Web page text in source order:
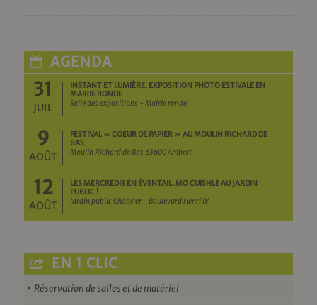
AGENDA
31
JUIL
INSTANT ET LUMIÈRE. EXPOSITION PHOTO ESTIVALE EN
MAIRIE RONDE
Salle des expositions - Mairie ronde
9
AOÛT
FESTIVAL « COEUR DE PAPIER » AU MOULIN RICHARD DE
BAS
Moulin Richard de Bas 63600 Ambert
12
AOÛT
LES MERCREDIS EN ÉVENTAIL. MO CUISHLE AU JARDIN
PUBLIC !
Jardin public Chabrier - Boulevard Henri IV
EN 1 CLIC
Réservation de salles et de matériel